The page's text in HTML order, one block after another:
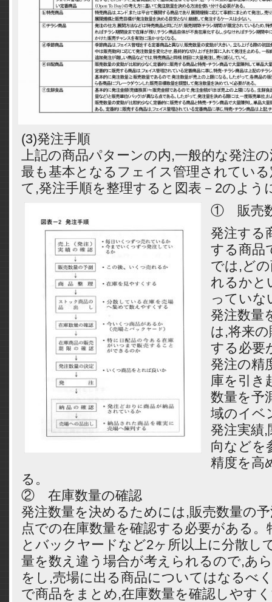
(3)発注手順
上記の商品パターンの内,一般的な発注
最も基本となるフェイス管理されてい
て,発注手順を整理すると図表－2のよう
① 販売
発注する
する商品
では,ど
れるかと
っていな
発注数量
は,将来
する必要
発注の精
庫を引き
数量を予
域のイベ
発注実績,
向などを
精度を高
る。
② 在庫数量の確認
発注数量を決めるためには,販売数量の
点での在庫数量を確認する必要がある。
とバックヤードなど2ヶ所以上に分散し
量を数え違う場合が考えられるので,あ
をし,売場に出る商品についてはなるべ
で商品をまとめ,在庫数量を確認しやす